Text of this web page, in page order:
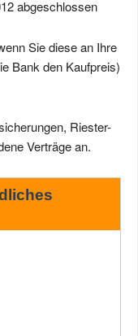
abgeschlossen
Sie diese an Ihre
Bank den Kaufpreis)
Riester-
Verträge an.